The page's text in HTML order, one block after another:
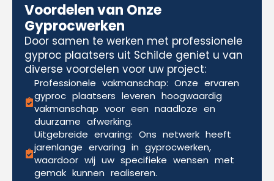
Voordelen van Onze
Gyprocwerken
Door samen te werken met professionele
gyproc plaatsers uit Schilde geniet u van
diverse voordelen voor uw project:
Professionele vakmanschap: Onze ervaren
gyproc plaatsers leveren hoogwaardig
vakmanschap voor een naadloze en
duurzame afwerking.
Uitgebreide ervaring: Ons netwerk heeft
jarenlange ervaring in gyprocwerken,
waardoor wij uw specifieke wensen met
gemak kunnen realiseren.